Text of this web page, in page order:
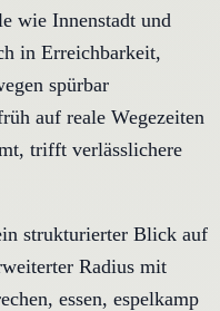
wie Innenstadt und
in Erreichbarkeit,
spürbar
auf reale Wegezeiten
trifft verlässlichere
strukturierter Blick auf
Radius mit
essen, espelkamp